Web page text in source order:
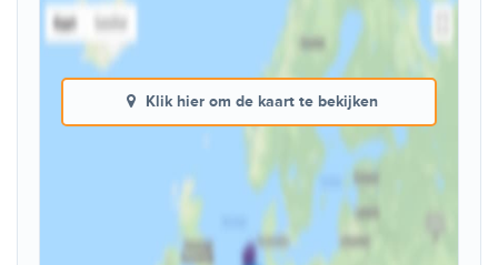
Klik hier om de kaart te bekijken